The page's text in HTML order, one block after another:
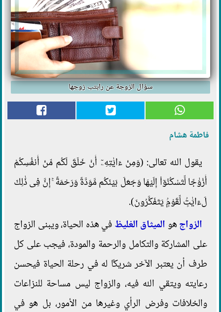
سؤال الزوجة عن رابتب زوجها
فاطمة هشام
يقول الله تعالى: (وَمِنْ ءَايَٰتِهِۦٓ أَنْ خَلَقَ لَكُم مِّنْ أَنفُسِكُمْ
أَزْوَٰجًا لِّتَسْكُنُوٓاْ إِلَيْهَا وَجَعَلَ بَيْنَكُم مَّوَدَّةً وَرَحْمَةً ۚ إِنَّ فِى ذَٰلِكَ
لَءَايَٰتٍۢ لِّقَوْمٍۢ يَتَفَكَّرُونَ).
الزواجهوالميثاق الغليظفي هذه الحياة، ويبنى الزواج
على المشاركة والتكامل والرحمة والمودة، فيجب على كل
طرف أن يعتبر الآخر شريكًا له في رحلة الحياة فيحسن
رعايته ويتقي الله فيه، والزواج ليس مساحة للنزاعات
والخلافات وفرض الرأي وغيرها من الأمور، بل هو في